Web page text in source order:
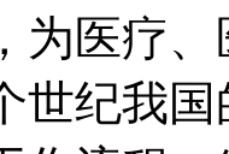
为医疗
世纪我